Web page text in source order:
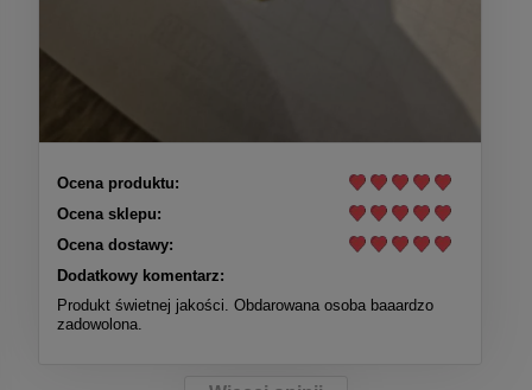
Ocena produktu:
Ocena sklepu:
Ocena dostawy:
Dodatkowy komentarz:
Produkt świetnej jakości. Obdarowana osoba baaardzo
zadowolona.